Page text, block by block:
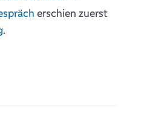
erschien zuerst
.